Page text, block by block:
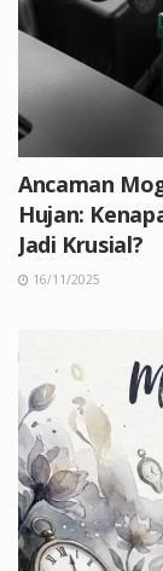
Ancaman
Hujan:
Jadi Krusial?
16/11/2025